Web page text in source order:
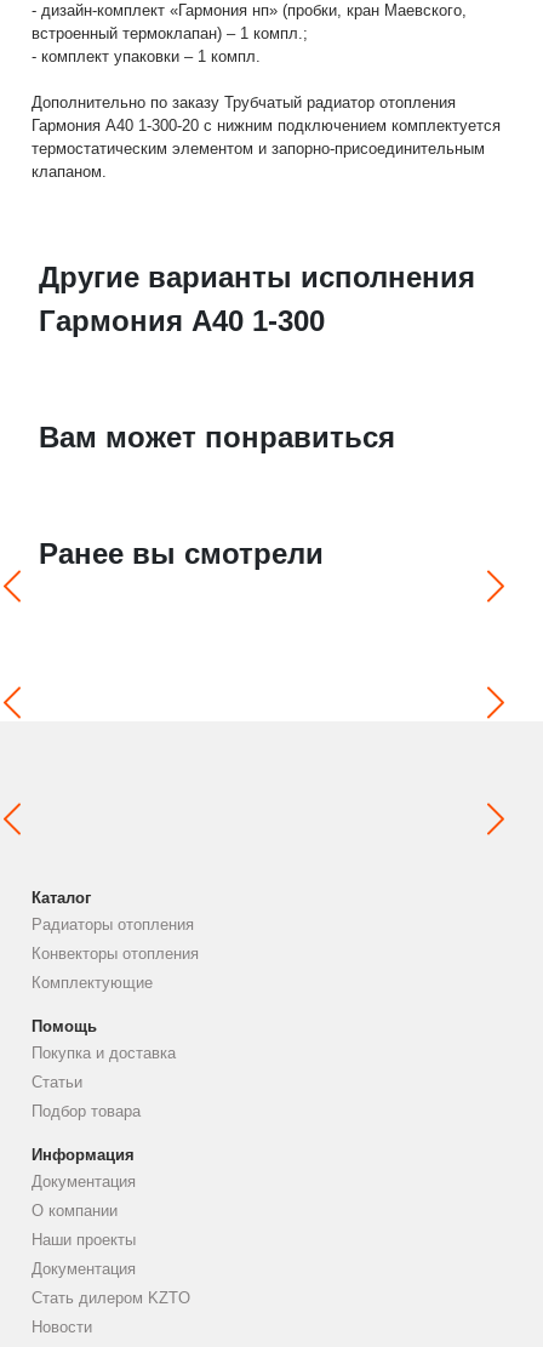
- дизайн-комплект «Гармония нп» (пробки, кран Маевского,
встроенный термоклапан) – 1 компл.;
- комплект упаковки – 1 компл.
Дополнительно по заказу Трубчатый радиатор отопления
Гармония А40 1-300-20 с нижним подключением комплектуется
термостатическим элементом и запорно-присоединительным
клапаном.
Другие варианты исполнения
Гармония А40 1-300
Вам может понравиться
Ранее вы смотрели
Каталог
Радиаторы отопления
Конвекторы отопления
Комплектующие
Помощь
Покупка и доставка
Статьи
Подбор товара
Информация
Документация
О компании
Наши проекты
Документация
Стать дилером KZTO
Новости